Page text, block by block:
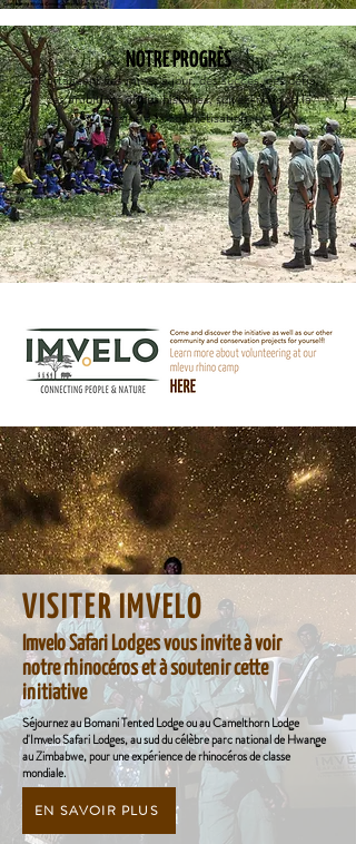
NOTRE PROGRÈS
Partageant des mises à jour, des succès, des défis,
des ambitions et des histoires, suivez-nous de la
graine à la concrétisation.
VISITER IMVELO
Imvelo Safari Lodges vous invite à voir
notre rhinocéros et à soutenir cette
initiative
Séjournez au Bomani Tented Lodge ou au Camelthorn Lodge
d'Imvelo Safari Lodges, au sud du célèbre parc national de Hwange
au Zimbabwe, pour une expérience de rhinocéros de classe
mondiale.
EN SAVOIR PLUS